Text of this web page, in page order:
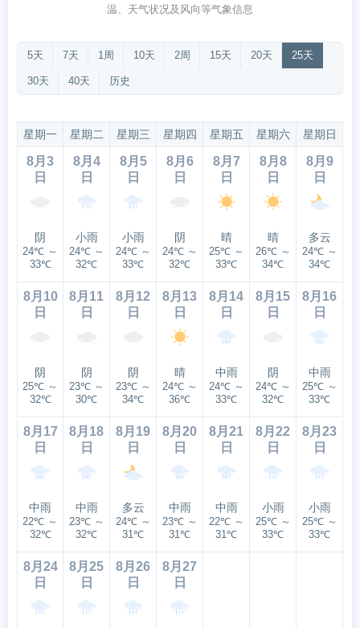
温、天气状况及风向等气象信息
5天 7天 1周 10天 2周 15天 20天 25天
30天 40天 历史
星期一 星期二 星期三 星期四 星期五 星期六 星期日
8月3
日
阴
24℃ ～
33℃
8月4
日
小雨
24℃ ～
32℃
8月5
日
小雨
24℃ ～
33℃
8月6
日
阴
24℃ ～
32℃
8月7
日
晴
25℃ ～
33℃
8月8
日
晴
26℃ ～
34℃
8月9
日
多云
24℃ ～
34℃
8月10
日
阴
25℃ ～
32℃
8月11
日
阴
23℃ ～
30℃
8月12
日
阴
23℃ ～
34℃
8月13
日
晴
24℃ ～
36℃
8月14
日
中雨
24℃ ～
33℃
8月15
日
阴
24℃ ～
32℃
8月16
日
中雨
25℃ ～
33℃
8月17
日
中雨
22℃ ～
32℃
8月18
日
中雨
23℃ ～
32℃
8月19
日
多云
24℃ ～
31℃
8月20
日
中雨
23℃ ～
31℃
8月21
日
中雨
22℃ ～
31℃
8月22
日
小雨
25℃ ～
33℃
8月23
日
小雨
25℃ ～
33℃
8月24
日
8月25
日
8月26
日
8月27
日